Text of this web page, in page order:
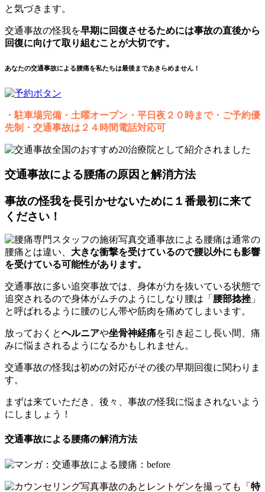
と気づきます。
交通事故の怪我を早期に回復させるためには事故の直後から
回復に向けて取り組むことが大切です。
あなたの交通事故による腰痛を私たちは最後まであきらめません！
・駐車場完備・土曜オープン・平日夜２０時まで・ご予約優
先制・交通事故は２４時間電話対応可
交通事故による腰痛の原因と解消方法
事故の怪我を長引かせないために１番最初に来て
ください！
交通事故による腰痛は通常の
腰痛とは違い、 大きな衝撃を受けているので腰以外にも影響
を受けている可能性があります。
交通事故に多い追突事故では、身体が力を抜いている状態で
追突されるので身体がムチのようにしなり腰は「 腰部捻挫 」
と呼ばれるように腰のじん帯や筋肉を痛めてしまいます。
放っておくとヘルニアや坐骨神経痛を引き起こし長い間、痛
みに悩まされるようになるかもしれません。
交通事故の怪我は初めの対応がその後の早期回復に関わりま
す。
まずは来ていただき、後々、事故の怪我に悩まされないよう
にしましょう！
交通事故による腰痛の解消方法
事故のあとレントゲンを撮っても「 特